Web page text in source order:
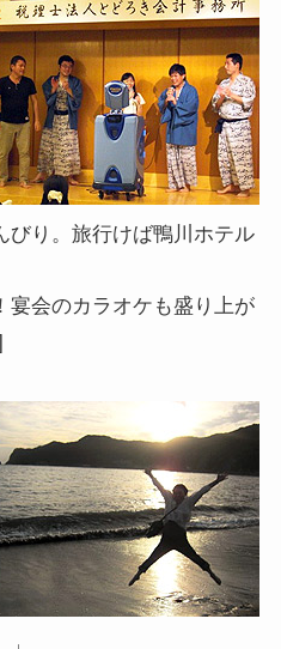
びり。旅行けば鴨川ホテル
宴会のカラオケも盛り上が